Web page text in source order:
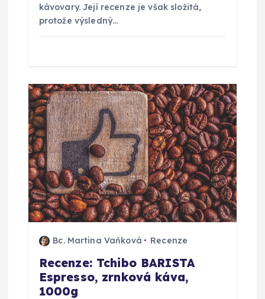
k
kávovary. Její recenze je však složitá,
protože výsledný…
Bc. Martina Vaňková Recenze
Recenze: Tchibo BARISTA
Espresso, zrnková káva,
1000g